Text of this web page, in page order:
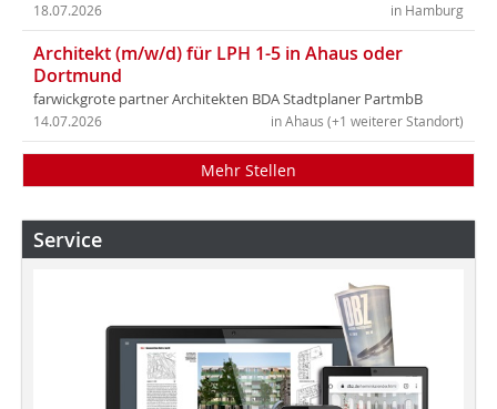
in Hamburg
18.07.2026
Architekt (m/w/d) für LPH 1-5 in Ahaus oder
Dortmund
farwickgrote partner Architekten BDA Stadtplaner PartmbB
in Ahaus (+1 weiterer Standort)
14.07.2026
Mehr Stellen
Service